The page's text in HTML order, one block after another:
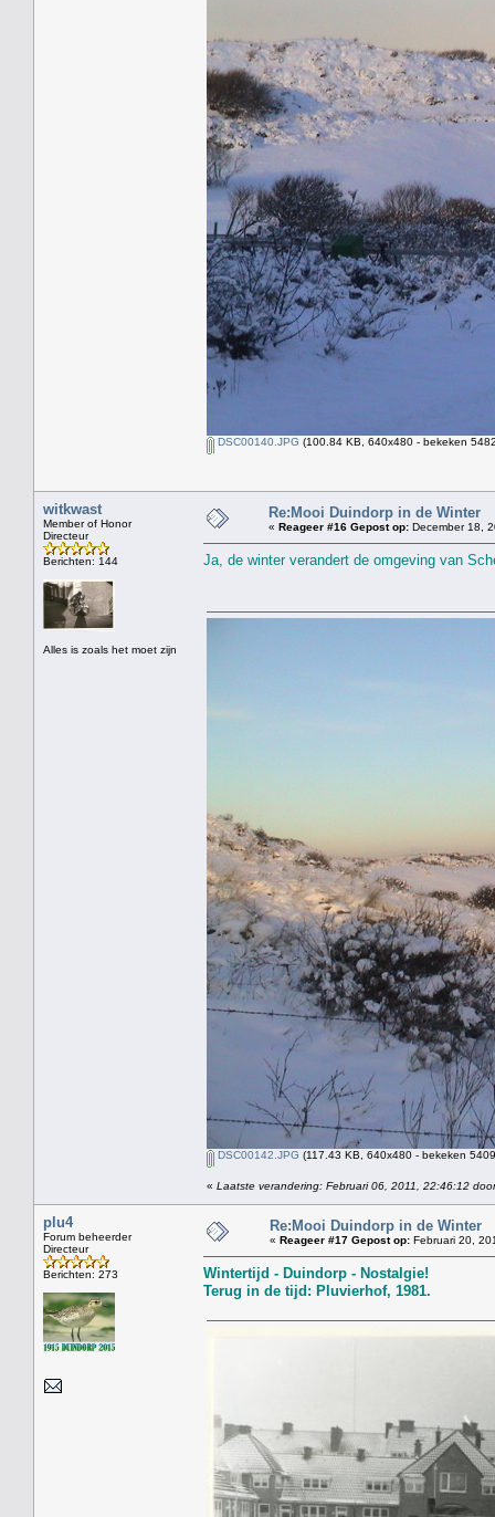
DSC00140.JPG (100.84 KB, 640x480 - bekeken
witkwast
Member of Honor
Directeur
Berichten: 144
Alles is zoals het moet zijn
Re:Mooi Duindorp in de Winter
« Reageer #16 Gepost op: December 18,
Ja, de winter verandert de omgeving van
DSC00142.JPG (117.43 KB, 640x480 - bekeken
« Laatste verandering: Februari 06, 2011, 22:46:12
plu4
Forum beheerder
Directeur
Berichten: 273
Re:Mooi Duindorp in de Winter
« Reageer #17 Gepost op: Februari 20,
Wintertijd - Duindorp - Nostalgie!
Terug in de tijd: Pluvierhof, 1981.